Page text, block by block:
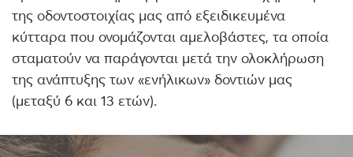
της οδοντοστοιχίας μας από εξειδικευμένα
κύτταρα που ονομάζονται αμελοβάστες, τα οποία
σταματούν να παράγονται μετά την ολοκλήρωση
της ανάπτυξης των «ενήλικων» δοντιών μας
(μεταξύ 6 και 13 ετών).